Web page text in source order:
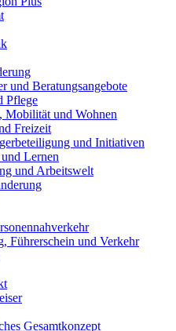
und Beratungsangebote
Pflege
Mobilität und Wohnen
Freizeit
und Initiativen
Lernen
und Arbeitswelt
Führerschein und Verkehr
Gesamtkonzept